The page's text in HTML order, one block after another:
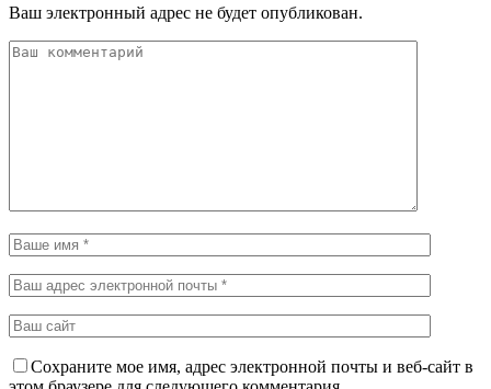
Ваш электронный адрес не будет опубликован.
Сохраните мое имя, адрес электронной почты и веб-сайт в